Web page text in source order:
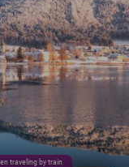
traveling by train